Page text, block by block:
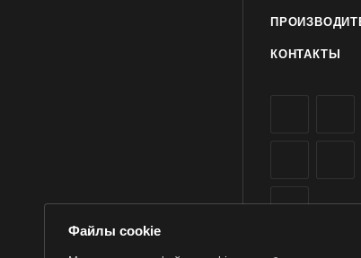
КОНТАКТЫ
Файлы cookie